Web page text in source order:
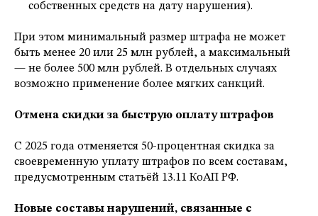
собственных средств на дату нарушения).
При этом минимальный размер штрафа не может
быть менее 20 или 25 млн рублей, а максимальный
— не более 500 млн рублей. В отдельных случаях
возможно применение более мягких санкций.
Отмена скидки за быструю оплату штрафов
С 2025 года отменяется 50-процентная скидка за
своевременную уплату штрафов по всем составам,
предусмотренным статьёй 13.11 КоАП РФ.
Новые составы нарушений, связанные с